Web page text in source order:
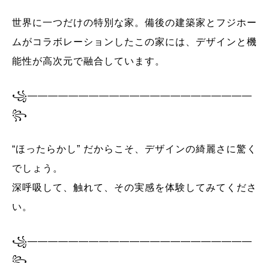
世界に一つだけの特別な家。備後の建築家とフジホー
ムがコラボレーションしたこの家には、デザインと機
能性が高次元で融合しています。
꧁——————————————————————
꧂
“ほったらかし” だからこそ、デザインの綺麗さに驚く
でしょう。
深呼吸して、触れて、その実感を体験してみてくださ
い。
꧁——————————————————————
꧂